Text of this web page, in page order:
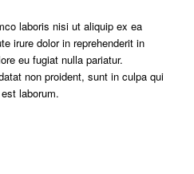
laboris nisi ut aliquip ex ea
irure dolor in reprehenderit in
eu fugiat nulla pariatur.
non proident, sunt in culpa qui
laborum.